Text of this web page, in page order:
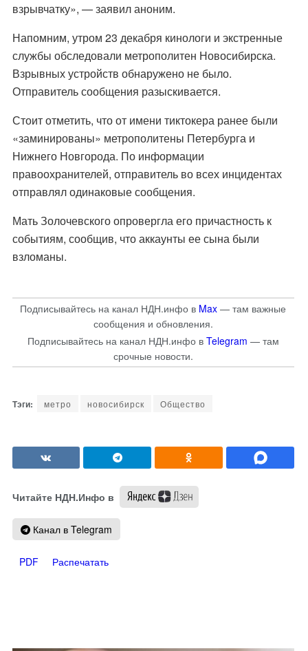
взрывчатку», — заявил аноним.
Напомним, утром 23 декабря кинологи и экстренные
службы обследовали метрополитен Новосибирска.
Взрывных устройств обнаружено не было.
Отправитель сообщения разыскивается.
Стоит отметить, что от имени тиктокера ранее были
«заминированы» метрополитены Петербурга и
Нижнего Новгорода. По информации
правоохранителей, отправитель во всех инцидентах
отправлял одинаковые сообщения.
Мать Золочевского опровергла его причастность к
событиям, сообщив, что аккаунты ее сына были
взломаны.
Подписывайтесь на канал НДН.инфо в Max — там важные
сообщения и обновления.
Подписывайтесь на канал НДН.инфо в Telegram — там
срочные новости.
метро новосибирск Общество
Читайте НДН.Инфо в
Канал в Telegram
PDF Распечатать